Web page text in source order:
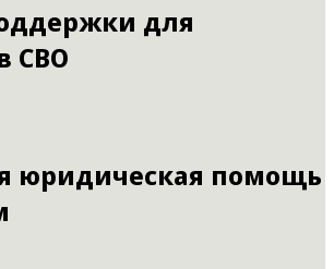
для
СВО
юридическая помощь